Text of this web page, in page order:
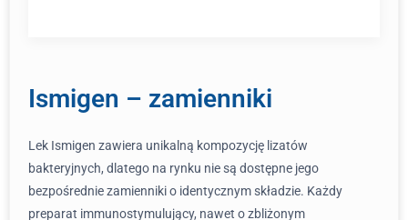
Ismigen – zamienniki
Lek Ismigen zawiera unikalną kompozycję lizatów
bakteryjnych, dlatego na rynku nie są dostępne jego
bezpośrednie zamienniki o identycznym składzie. Każdy
preparat immunostymulujący, nawet o zbliżonym